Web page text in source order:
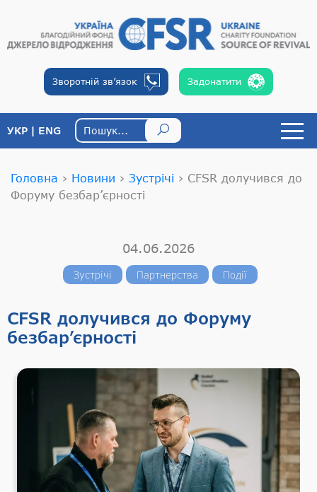
Зворотній зв’язок Задонатити
УКР ENG
Головна › Новини › Зустрічі › CFSR долучився до
Форуму безбар’єрності
04.06.2026
Зустрічі Партнерства Події
CFSR долучився до Форуму
безбар’єрності